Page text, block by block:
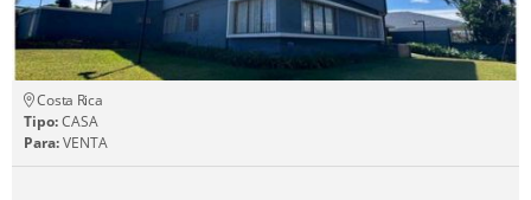
Costa Rica
Tipo:CASA
Para:VENTA